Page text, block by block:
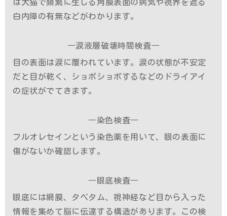
は犬猫で頻繁に生じる角膜表面の病気や視界を遮る
白内障の有無などがわかります。
―涙液層破壊時間検査―
目の表面は涙に覆われています。涙の状態が不安定
だと目が乾く、ショボショボするなどのドライアイ
の症状がでてきます。
―染色検査―
フルオレセインという染色薬を用いて、眼の表面に
傷がないか確認します。
―眼底検査―
眼底には網膜、タペタム、視神経など目から入った
情報を集めて脳に伝達する構造があります。この検